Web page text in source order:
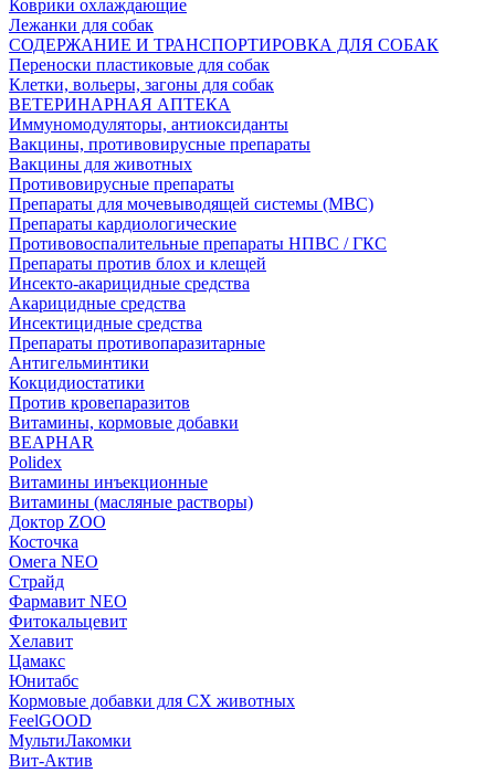
Коврики охлаждающие
Лежанки для собак
СОДЕРЖАНИЕ И ТРАНСПОРТИРОВКА ДЛЯ СОБАК
Переноски пластиковые для собак
Клетки, вольеры, загоны для собак
ВЕТЕРИНАРНАЯ АПТЕКА
Иммуномодуляторы, антиоксиданты
Вакцины, противовирусные препараты
Вакцины для животных
Противовирусные препараты
Препараты для мочевыводящей системы (МВС)
Препараты кардиологические
Противовоспалительные препараты НПВС / ГКС
Препараты против блох и клещей
Инсекто-акарицидные средства
Акарицидные средства
Инсектицидные средства
Препараты противопаразитарные
Антигельминтики
Кокцидиостатики
Против кровепаразитов
Витамины, кормовые добавки
BEAPHAR
Polidex
Витамины инъекционные
Витамины (масляные растворы)
Доктор ZOO
Косточка
Омега NEO
Страйд
Фармавит NEO
Фитокальцевит
Хелавит
Цамакс
Юнитабс
Кормовые добавки для СХ животных
FeelGOOD
МультиЛакомки
Вит-Актив